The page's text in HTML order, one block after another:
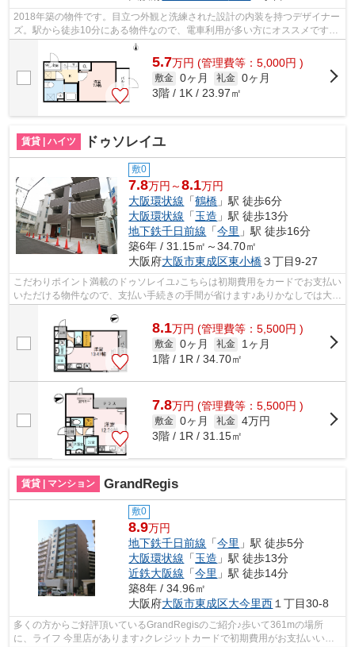
2018年築の物件です。目立つ外観と洗練された設計の内装を持つデザイナー
ズ。駅から徒歩10分にある物件なので、電車利用が多い方にオススメです。
乗駅まで平坦な物件なので、自転車を...
5.7万円 (管理費等：5,000円 )
敷金 0ヶ月 礼金 0ヶ月
3階 / 1K / 23.97㎡
賃貸 | ハイツ ドゥソレイユ
敷0
7.8万円～8.1万円
大阪環状線 「鶴橋 」駅 徒歩6分
大阪環状線 「玉造 」駅 徒歩13分
地下鉄千日前線 「今里 」駅 徒歩16分
築6年 / 31.15㎡～34.70㎡
大阪府大阪市東成区東小橋３丁目9-27
こだわりポイント満載のドゥソレイユ♪こちらは初期費用をカードでお支払い
いただける物件なので、支払い手続きの手間が省けます♪ありかなしでは大き
8.1万円 (管理費等：5,500円 )
敷金 0ヶ月 礼金
1ヶ月
1階 / 1R / 34.70㎡
7.8万円 (管理費等：5,500円 )
敷金 0ヶ月 礼金 4万円
3階 / 1R / 31.15㎡
賃貸 | マンション GrandRegis
敷0
8.9万円
地下鉄千日前線 「今里 」駅 徒歩5分
大阪環状線 「玉造 」駅 徒歩13分
近鉄大阪線 「今里 」駅 徒歩14分
築8年 / 34.96㎡
大阪府大阪市東成区大今里西１丁目30-8
多くの方からご好評頂いているGrandRegisのご紹介♪歩いて361mの場所
に、ライフ 今里店があります♪クレジットカードで初期費用がお支払いいた